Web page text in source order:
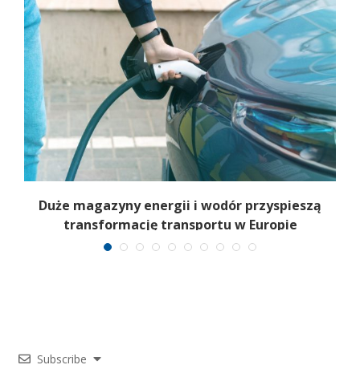
Duże magazyny energii i wodór przyspieszą
transformację transportu w Europie
Subscribe